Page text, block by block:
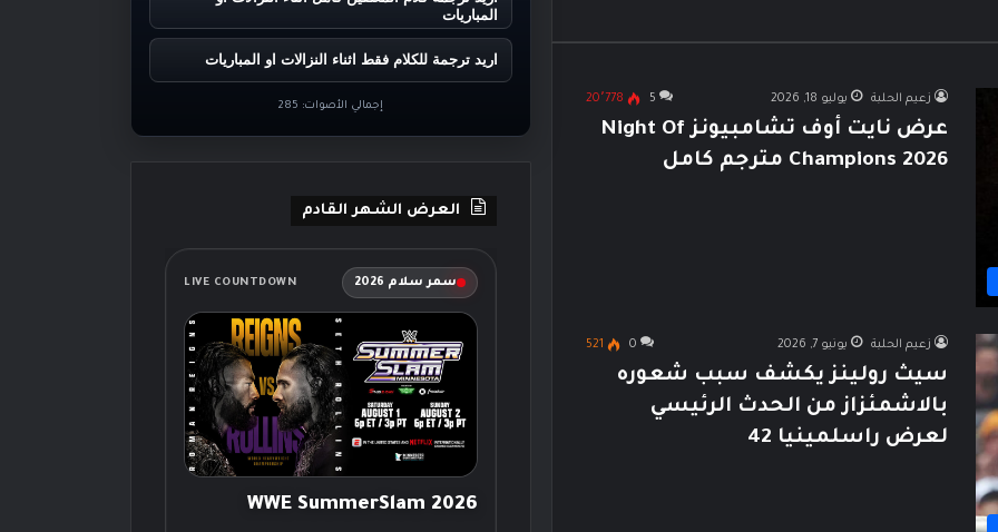
زعيم الحلبة يوليو 18, 2026 5 20٬778
عرض نايت أوف تشامبيونز Night Of
Champions 2026 مترجم كامل
زعيم الحلبة يونيو 7, 2026 0
521
سيث رولينز يكشف سبب شعوره
بالاشمئزاز من الحدث الرئيسي
لعرض راسلمينيا 42
المباريات
اريد ترجمة للكلام فقط اثناء النزالات او المباريات
إجمالي الأصوات: 285
العرض الشهر القادم
سمر سلام 2026 LIVE COUNTDOWN
WWE SummerSlam 2026